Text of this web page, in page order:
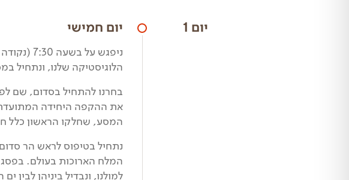
יום 1 יום חמישי
ניפגש
הלוגיסטיקה שלנו, ונתחיל
בחרנו להתחיל בסדום, שם
את ההקפה היחידה
המסע, שחלקו הראשון כלל
נתחיל בטיפוס לראש הר
המלח הארוכות בעולם.
למולנו, ונבדיל ביניהן